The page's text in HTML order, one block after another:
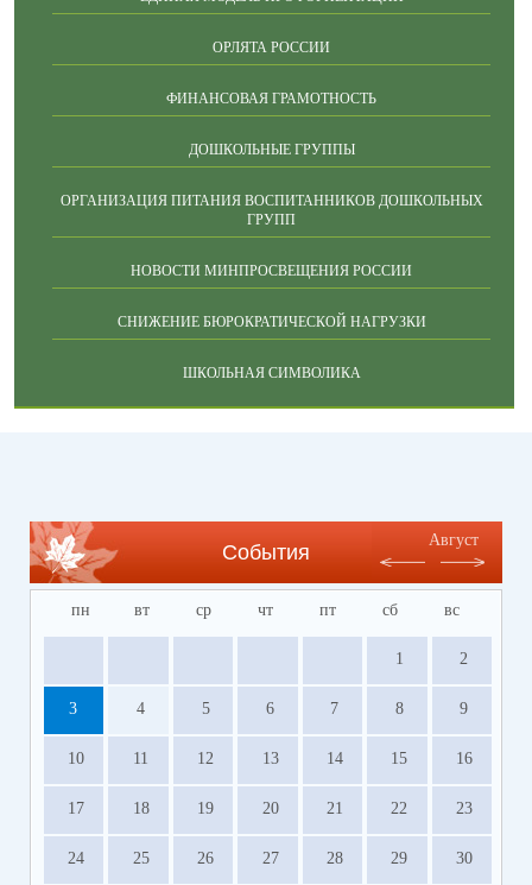
ОРЛЯТА РОССИИ
ФИНАНСОВАЯ ГРАМОТНОСТЬ
ДОШКОЛЬНЫЕ ГРУППЫ
ОРГАНИЗАЦИЯ ПИТАНИЯ ВОСПИТАННИКОВ ДОШКОЛЬНЫХ
ГРУПП
НОВОСТИ МИНПРОСВЕЩЕНИЯ РОССИИ
СНИЖЕНИЕ БЮРОКРАТИЧЕСКОЙ НАГРУЗКИ
ШКОЛЬНАЯ СИМВОЛИКА
События
Август
пн вт ср чт пт сб вс
1 2
3 4 5 6 7 8 9
10 11 12 13 14 15 16
17 18 19 20 21 22 23
24 25 26 27 28 29 30